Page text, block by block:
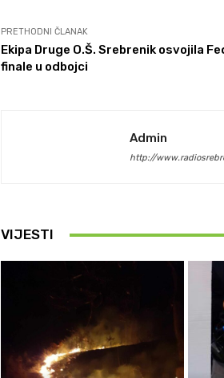
PRETHODNI ČLANAK
Ekipa Druge O.Š. Srebrenik osvojila
finale u odbojci
Admin
http://
VIJESTI